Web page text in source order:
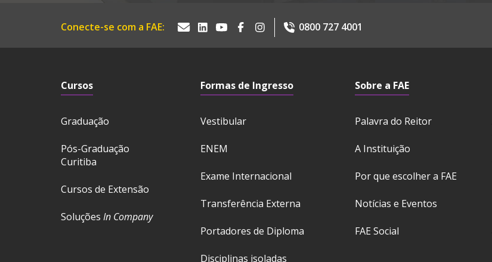
Conecte-se com a FAE: 0800 727 4001
Cursos
Graduação
Pós-Graduação
Curitiba
Cursos de Extensão
Soluções In Company
Formas de Ingresso
Vestibular
ENEM
Exame Internacional
Transferência Externa
Portadores de Diploma
Disciplinas isoladas
Sobre a FAE
Palavra do Reitor
A Instituição
Por que escolher a FAE
Notícias e Eventos
FAE Social